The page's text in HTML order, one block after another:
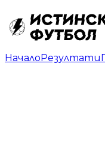
НачалоРезултати